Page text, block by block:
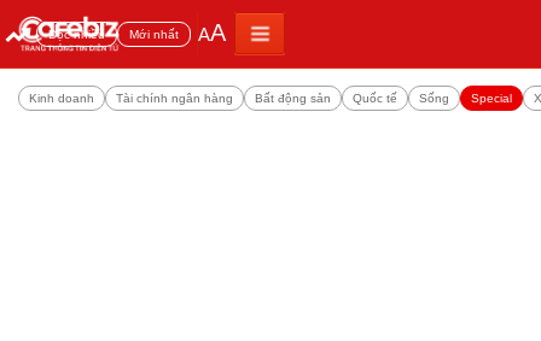
Đọc nhiều Mới nhất AA
Kinh doanh Tài chính ngân hàng Bất động sản Quốc tế Sống Special